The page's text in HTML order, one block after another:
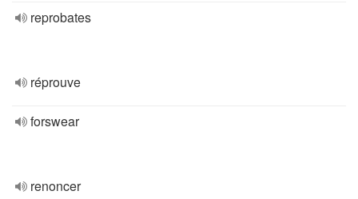
reprobates
réprouve
forswear
renoncer